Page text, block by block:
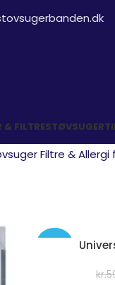
& FILTRE
Filtre & Allergi
kr.